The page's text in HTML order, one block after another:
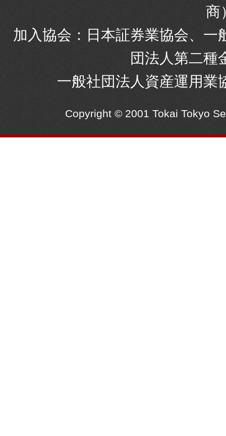
商
加入協会：日本証券業協会、
団法人第二種
一般社団法人資産運用業
Copyright © 2001 Tokai Tokyo